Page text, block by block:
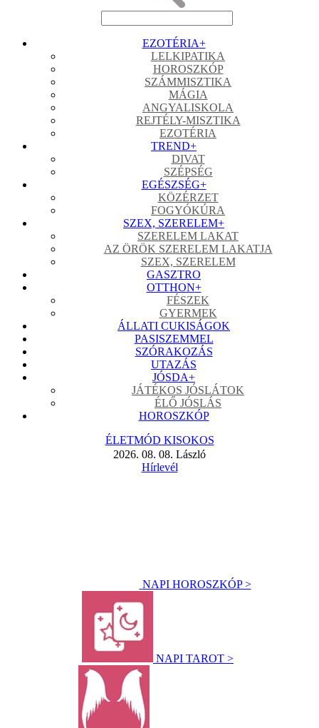
EZOTÉRIA+
LELKIPATIKA
HOROSZKÓP
SZÁMMISZTIKA
MÁGIA
ANGYALISKOLA
REJTÉLY-MISZTIKA
EZOTÉRIA
TREND+
DIVAT
SZÉPSÉG
EGÉSZSÉG+
KÖZÉRZET
FOGYÓKÚRA
SZEX, SZERELEM+
SZERELEM LAKAT
AZ ÖRÖK SZERELEM LAKATJA
SZEX, SZERELEM
GASZTRO
OTTHON+
FÉSZEK
GYERMEK
ÁLLATI CUKISÁGOK
PASISZEMMEL
SZÓRAKOZÁS
UTAZÁS
JÓSDA+
JÁTÉKOS JÓSLÁTOK
ÉLŐ JÓSLÁS
HOROSZKÓP
ÉLETMÓD KISOKOS
2026. 08. 08. László
Hírlevél
NAPI HOROSZKÓP >
NAPI TAROT >